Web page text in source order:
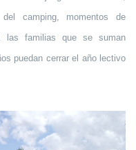
camping, momentos de
las familias que se suman
puedan cerrar el año lectivo